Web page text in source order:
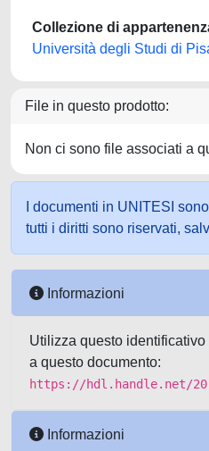
Collezione di
Università degli Studi di
File in questo prodotto:
Non ci sono file associati a
I documenti in UNITESI
tutti i diritti sono riservati,
Informazioni
Utilizza questo
a questo documento:
https://hdl.handle.net/
Informazioni